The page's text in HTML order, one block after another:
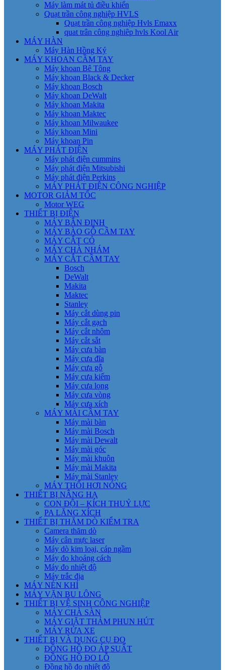
Máy làm mát tủ điều khiển
Quạt trần công nghiệp HVLS
Quạt trần công nghiệp Hvls Emaxx
quat trân công nghiêp hvls Kool Air
MÁY HÀN
Máy Hàn Hồng Ký
MÁY KHOAN CẦM TAY
Máy khoan Bê Tông
Máy khoan Black & Decker
Máy khoan Bosch
Máy khoan DeWalt
Máy khoan Makita
Máy khoan Maktec
Máy khoan Milwaukee
Máy khoan Mini
Máy khoan Pin
MÁY PHÁT ĐIỆN
Máy phát điện cummins
Máy phát điện Mitsubishi
Máy phát điện Perkins
MÁY PHÁT ĐIỆN CÔNG NGHIỆP
MOTOR GIẢM TỐC
Motor WEG
THIẾT BỊ ĐIỆN
MÁY BẮN ĐINH
MÁY BÀO GỖ CẦM TAY
MÁY CẮT CỎ
MÁY CHÀ NHÁM
MÁY CẮT CẦM TAY
Bosch
DeWalt
Makita
Maktec
Stanley
Máy cắt dùng pin
Máy cắt gạch
Máy cắt nhôm
Máy cắt sắt
Máy cưa bàn
Máy cưa đĩa
Máy cưa gỗ
Máy cưa kiếm
Máy cưa lọng
Máy cưa vòng
Máy cưa xích
MÁY MÀI CẦM TAY
Máy mài bàn
Máy mài Bosch
Máy mài Dewalt
Máy mài góc
Máy mài khuôn
Máy mài Makita
Máy mài Stanley
MÁY THỔI HƠI NÓNG
THIẾT BỊ NÂNG HẠ
CON ĐỘI – KÍCH THUỶ LỰC
PA LĂNG XÍCH
THIẾT BỊ THĂM DÒ KIỂM TRA
Camera thăm dò
Máy cân mực laser
Máy dò kim loại, cáp ngầm
Máy đo khoảng cách
Máy đo nhiệt độ
Máy trắc địa
MÁY NÉN KHÍ
MÁY VẶN BU LÔNG
THIẾT BỊ VỆ SINH CÔNG NGHIỆP
MÁY CHÀ SÀN
MÁY GIẶT THẢM PHUN HÚT
MÁY RỬA XE
THIẾT BỊ VÀ DỤNG CỤ ĐO
ĐỒNG HỒ ĐO ÁP SUẤT
ĐỒNG HỒ ĐO LỖ
Đồng hồ đo nhiệt độ